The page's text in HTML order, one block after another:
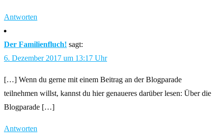
Antworten
Der Familienfluch! sagt:
6. Dezember 2017 um 13:17 Uhr
[…] Wenn du gerne mit einem Beitrag an der Blogparade
teilnehmen willst, kannst du hier genaueres darüber lesen: Über die
Blogparade […]
Antworten